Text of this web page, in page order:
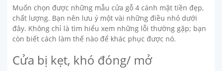
Muốn chọn được những mẫu cửa gỗ 4 cánh mặt tiền đẹp,
chất lượng. Bạn nên lưu ý một vài những điều nhỏ dưới
đây. Không chỉ là tìm hiểu xem những lỗi thường gặp; bạn
còn biết cách làm thế nào để khác phục được nó.
Cửa bị kẹt, khó đóng/ mở